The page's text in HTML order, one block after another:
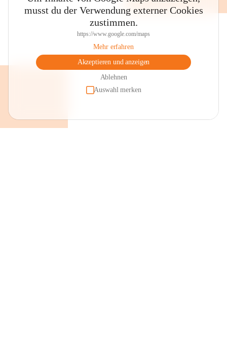
musst du der Verwendung externer Cookies
zustimmen.
https://www.google.com/maps
Mehr erfahren
Akzeptieren und anzeigen
Ablehnen
Auswahl merken